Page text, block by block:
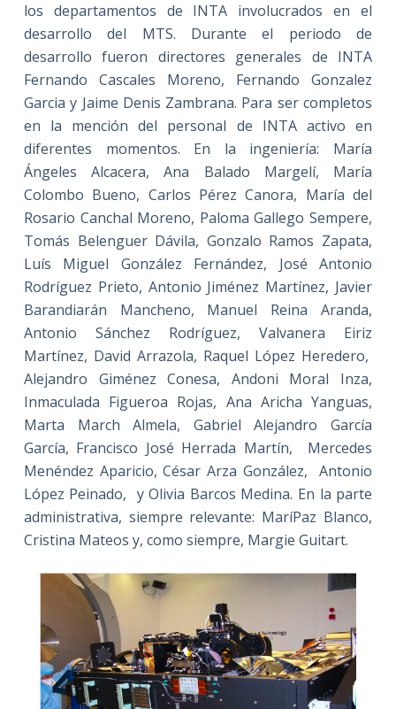
los departamentos de INTA involucrados en el
desarrollo del MTS. Durante el periodo de
desarrollo fueron directores generales de INTA
Fernando Cascales Moreno, Fernando Gonzalez
Garcia y Jaime Denis Zambrana. Para ser completos
en la mención del personal de INTA activo en
diferentes momentos. En la ingeniería: María
Ángeles Alcacera, Ana Balado Margelí, María
Colombo Bueno, Carlos Pérez Canora, María del
Rosario Canchal Moreno, Paloma Gallego Sempere,
Tomás Belenguer Dávila, Gonzalo Ramos Zapata,
Luís Miguel González Fernández, José Antonio
Rodríguez Prieto, Antonio Jiménez Martínez, Javier
Barandiarán Mancheno, Manuel Reina Aranda,
Antonio Sánchez Rodríguez, Valvanera Eiriz
Martínez, David Arrazola, Raquel López Heredero,
Alejandro Giménez Conesa, Andoni Moral Inza,
Inmaculada Figueroa Rojas, Ana Aricha Yanguas,
Marta March Almela, Gabriel Alejandro García
García, Francisco José Herrada Martín, Mercedes
Menéndez Aparicio, César Arza González, Antonio
López Peinado, y Olivia Barcos Medina. En la parte
administrativa, siempre relevante: MaríPaz Blanco,
Cristina Mateos y, como siempre, Margie Guitart.